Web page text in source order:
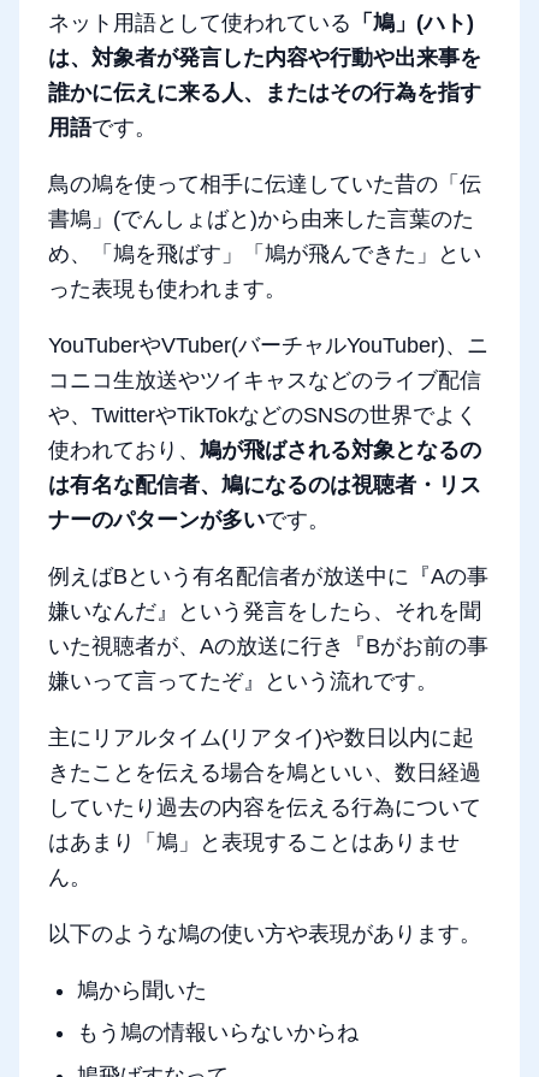
ネット用語として使われている 「鳩」(ハト)
は、対象者が発言した内容や行動や出来事を
誰かに伝えに来る人、またはその行為を指す
用語です。
鳥の鳩を使って相手に伝達していた昔の「伝
書鳩」(でんしょばと)から由来した言葉のた
め、「鳩を飛ばす」「鳩が飛んできた」とい
った表現も使われます。
YouTuberやVTuber(バーチャルYouTuber)、ニ
コニコ生放送やツイキャスなどのライブ配信
や、TwitterやTikTokなどのSNSの世界でよく
使われており、 鳩が飛ばされる対象となるの
は有名な配信者、鳩になるのは視聴者・リス
ナーのパターンが多いです。
例えばBという有名配信者が放送中に『Aの事
嫌いなんだ』という発言をしたら、それを聞
いた視聴者が、Aの放送に行き『Bがお前の事
嫌いって言ってたぞ』という流れです。
主にリアルタイム(リアタイ)や数日以内に起
きたことを伝える場合を鳩といい、数日経過
していたり過去の内容を伝える行為について
はあまり「鳩」と表現することはありませ
ん。
以下のような鳩の使い方や表現があります。
鳩から聞いた
もう鳩の情報いらないからね